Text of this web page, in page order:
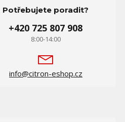
Potřebujete poradit?
+420 725 807 908
8:00-14:00
info@citron-eshop.cz